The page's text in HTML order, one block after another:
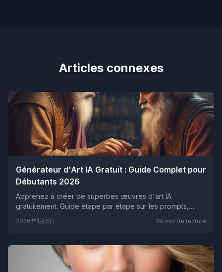
Articles connexes
Générateur d'Art IA Gratuit : Guide Complet pour
Débutants 2026
Apprenez à créer de superbes œuvres d'art IA
gratuitement. Guide étape par étape sur les prompts,
2026年1月6日 39 min de lecture